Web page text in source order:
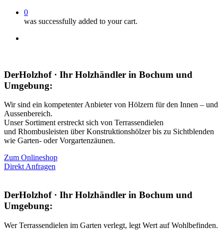
0
was successfully added to your cart.
DerHolzhof · Ihr Holzhändler in Bochum und
Umgebung:
Wir sind ein kompetenter Anbieter von Hölzern für den Innen – und
Aussenbereich.
Unser Sortiment erstreckt sich von Terrassendielen
und Rhombusleisten über Konstruktionshölzer bis zu Sichtblenden
wie Garten- oder Vorgartenzäunen.
Zum Onlineshop
Direkt Anfragen
DerHolzhof · Ihr Holzhändler in Bochum und
Umgebung:
Wer Terrassendielen im Garten verlegt, legt Wert auf Wohlbefinden.